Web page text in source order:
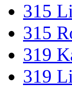
315
315
319
319